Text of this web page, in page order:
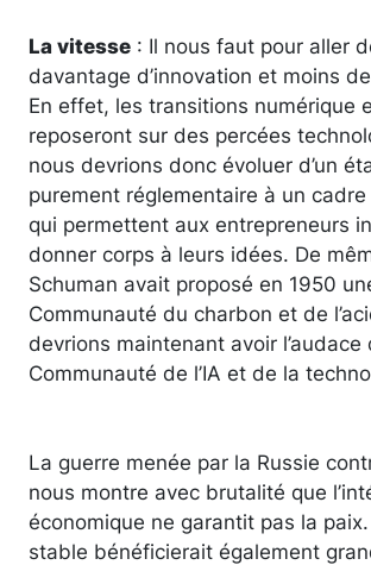
La vitesse : Il nous faut pour aller
davantage d’innovation et moins
En effet, les transitions numérique
reposeront sur des percées
nous devrions donc évoluer d’un
purement réglementaire à un
qui permettent aux entrepreneurs
donner corps à leurs idées. De
Schuman avait proposé en 1950
Communauté du charbon et de
devrions maintenant avoir l’audace
Communauté de l’IA et de la
La guerre menée par la Russie
nous montre avec brutalité que
économique ne garantit pas la
stable bénéficierait également